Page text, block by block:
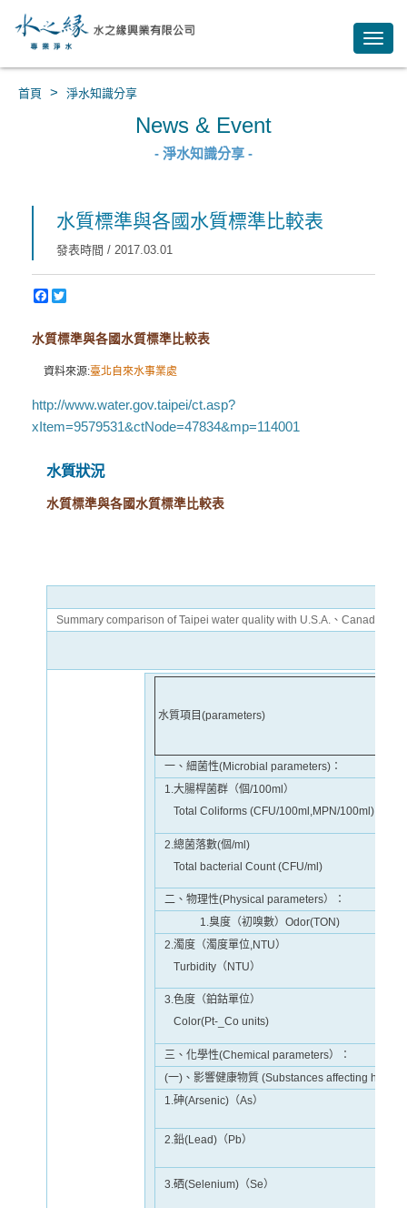
首頁 > 淨水知識分享
News & Event
- 淨水知識分享 -
水質標準與各國水質標準比較表
發表時間 / 2017.03.01
水質標準與各國水質標準比較表
資料來源:臺北自來水事業處
http://www.water.gov.taipei/ct.asp?
xItem=9579531&ctNode=47834&mp=114001
水質狀況
水質標準與各國水質標準比較表
Summary comparison of Taipei water quality with U.S.A.、Canada、
水質項目(parameters)
一、細菌性(Microbial parameters)：
1.大腸桿菌群（個/100ml）
Total Coliforms (CFU/100ml,MPN/100ml)
2.總菌落數(個/ml)
Total bacterial Count (CFU/ml)
二、物理性(Physical parameters）：
1.臭度（初嗅數）Odor(TON)
2.濁度（濁度單位,NTU）
Turbidity（NTU）
3.色度（鉑鈷單位）
Color(Pt-_Co units)
三、化學性(Chemical parameters）：
(一)、影響健康物質 (Substances affecting health
1.砷(Arsenic)（As）
2.鉛(Lead)（Pb）
3.硒(Selenium)（Se）